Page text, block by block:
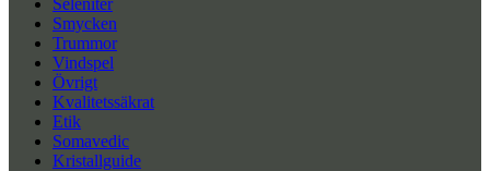
Seleniter
Smycken
Trummor
Vindspel
Övrigt
Kvalitetssäkrat
Etik
Somavedic
Kristallguide